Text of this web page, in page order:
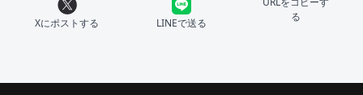
Xにポストする LINEで送る
る